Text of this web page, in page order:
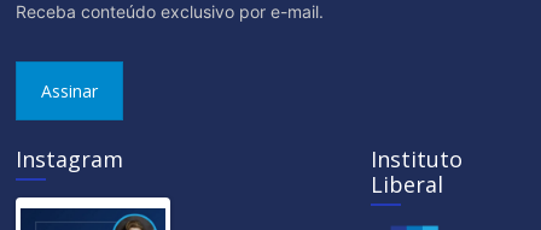
Receba conteúdo exclusivo por e-mail.
Assinar
Instagram
Instituto
Liberal